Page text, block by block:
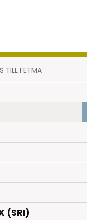
TILL FETMA
(SRI)